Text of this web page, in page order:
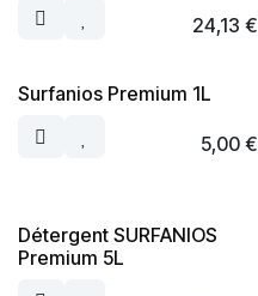
24,13 €
Surfanios Premium 1L
5,00€
Détergent SURFANIOS
Premium 5L